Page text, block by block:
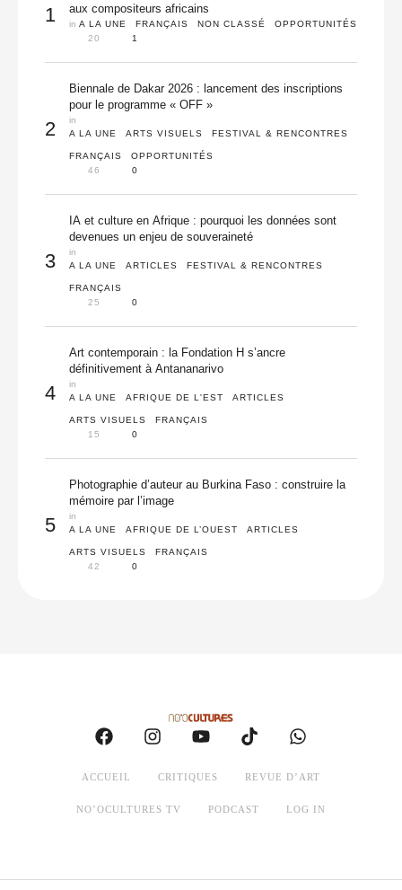
1
aux compositeurs africains
in A LA UNE FRANÇAIS NON CLASSÉ
OPPORTUNITÉS
20
1
2
Biennale de Dakar 2026 : lancement des inscriptions
pour le programme « OFF »
in
A LA UNE
ARTS VISUELS FESTIVAL & RENCONTRES
FRANÇAIS
OPPORTUNITÉS
46
0
3
IA et culture en Afrique : pourquoi les données sont
devenues un enjeu de souveraineté
in
A LA UNE
ARTICLES FESTIVAL & RENCONTRES
FRANÇAIS
25
0
4
Art contemporain : la Fondation H s’ancre
définitivement à Antananarivo
in
A LA UNE
AFRIQUE DE L'EST ARTICLES
ARTS VISUELS
FRANÇAIS
15
0
5
Photographie d’auteur au Burkina Faso : construire la
mémoire par l’image
in
A LA UNE
AFRIQUE DE L’OUEST ARTICLES
ARTS VISUELS
FRANÇAIS
42
0
ACCUEIL CRITIQUES REVUE D’ART
NO’OCULTURES TV PODCAST LOG IN